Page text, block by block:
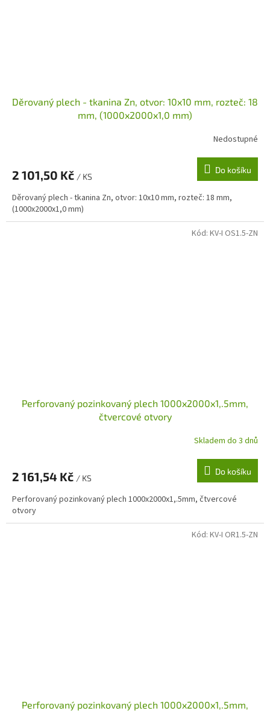
Děrovaný plech - tkanina Zn, otvor: 10x10 mm, rozteč: 18
mm, (1000x2000x1,0 mm)
Nedostupné
2 101,50 Kč / KS
Do košíku
Děrovaný plech - tkanina Zn, otvor: 10x10 mm, rozteč: 18 mm,
(1000x2000x1,0 mm)
Perforovaný pozinkovaný plech 1000x2000x1,.5mm,
čtvercové otvory
Skladem do 3 dnů
2 161,54 Kč / KS
Do košíku
Perforovaný pozinkovaný plech 1000x2000x1,.5mm, čtvercové
otvory
Kód: KV-I OS1.5-ZN
Perforovaný pozinkovaný plech 1000x2000x1,.5mm,
Kód: KV-I OR1.5-ZN